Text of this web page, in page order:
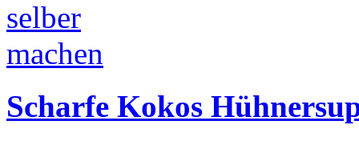
Scharfe Kokos